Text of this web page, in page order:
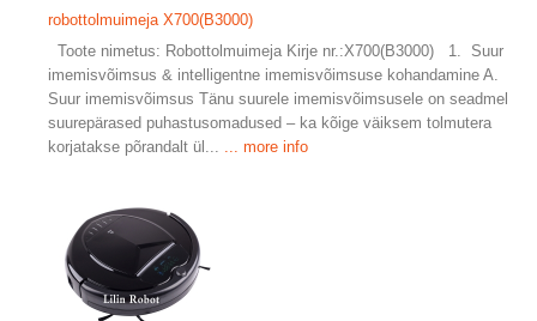
robottolmuimeja X700(B3000)
Toote nimetus: Robottolmuimeja Kirje nr.:X700(B3000) 1. Suur
imemisvõimsus & intelligentne imemisvõimsuse kohandamine A.
Suur imemisvõimsus Tänu suurele imemisvõimsusele on seadmel
suurepärased puhastusomadused – ka kõige väiksem tolmutera
korjatakse põrandalt ül...
... more info